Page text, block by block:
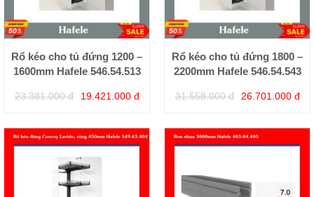
Rổ kéo cho tủ đứng 1200 –
1600mm Hafele 546.54.513
23.381.000 đ 19.421.000 đ
Rổ kéo cho tủ đứng 1800 –
2200mm Hafele 546.54.543
31.558.000 đ 26.701.000 đ